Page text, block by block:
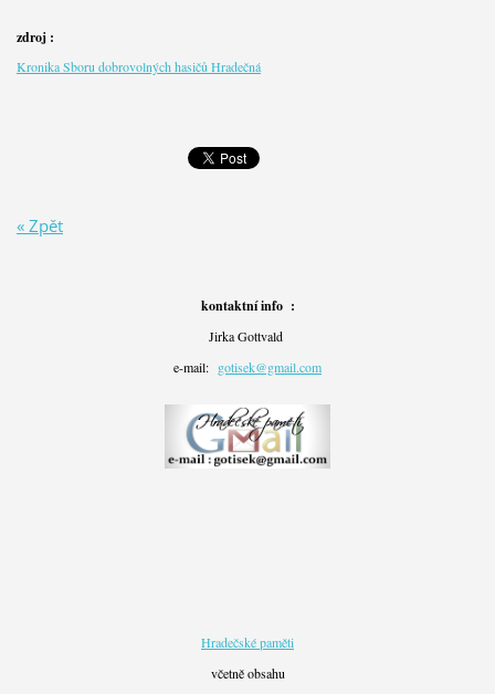
zdroj :
Kronika Sboru dobrovolných hasičů Hradečná
« Zpět
kontaktní info :
Jirka Gottvald
e-mail: gotisek@gmail.com
Hradečské paměti
včetně obsahu